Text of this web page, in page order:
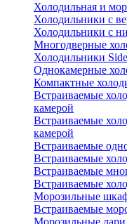
Холодильная и
Холодильники с
Холодильники с
Многодверные
Холодильники
Однокамерные
Компактные
Встраиваемые
камерой
Встраиваемые
камерой
Встраиваемые
Встраиваемые
Встраиваемые
Встраиваемые
Морозильные
Встраиваемые